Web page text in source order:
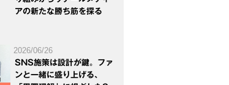
アの新たな勝ち筋を探る
2026/06/26
SNS施策は設計が鍵。ファ
ンと一緒に盛り上げる、